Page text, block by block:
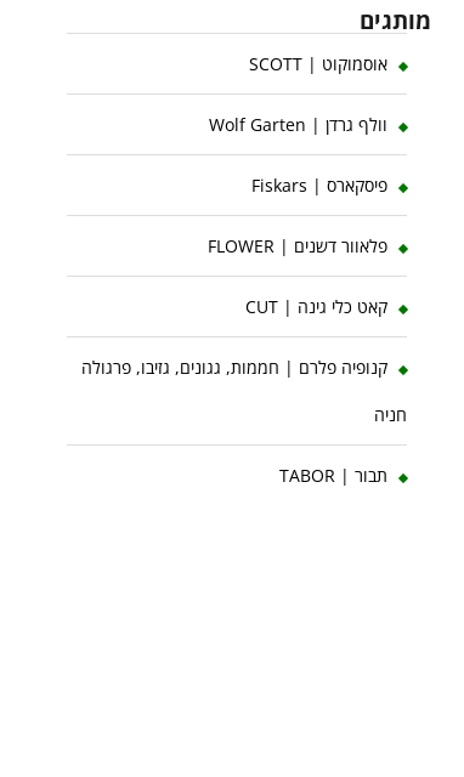
מותגים
אוסמוקוט | SCOTT
וולף גרדן | Wolf Garten
פיסקארס | Fiskars
פלאוור דשנים | FLOWER
קאט כלי גינה | CUT
קנופיה פלרם | חממות, גגונים, גזיבו, פרגולה
חניה
תבור | TABOR